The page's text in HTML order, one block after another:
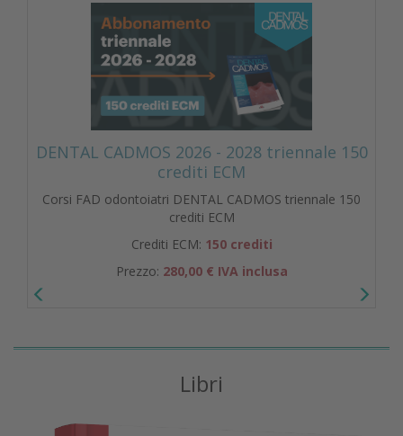
DENTAL CADMOS 2026 - 2028 triennale 150
crediti ECM
Corsi FAD odontoiatri DENTAL CADMOS triennale 150
crediti ECM
Crediti ECM: 150 crediti
Prezzo: 280,00 € IVA inclusa
Libri